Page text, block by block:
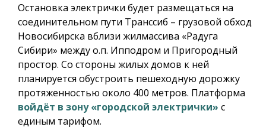
Остановка электрички будет размещаться на
соединительном пути Транссиб – грузовой обход
Новосибирска вблизи жилмассива «Радуга
Сибири» между о.п. Ипподром и Пригородный
простор. Со стороны жилых домов к ней
планируется обустроить пешеходную дорожку
протяженностью около 400 метров. Платформа
войдёт в зону «городской электрички» с
единым тарифом.